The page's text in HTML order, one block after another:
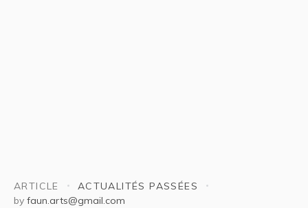
ARTICLE
ACTUALITÉS PASSÉES
by faun.arts@gmail.com